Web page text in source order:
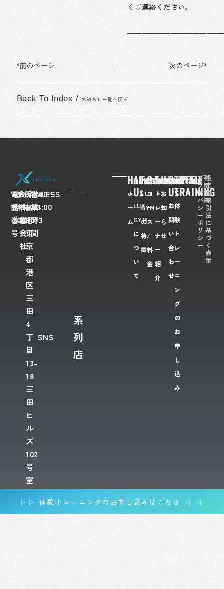
くご連絡ください。
前のページ 次のページ
Back To Index / お知らせ一覧へ戻る
電
話
番
号
03-
6435-
2028
会
社
名
FLAWLESS
株
式
会
社
所
在
地
〒
108-
0073
東
京
都
港
区
三
田
4
丁
目
13-
18
三
田
ヒ
ル
ズ
102
号
室
営
業
時
間
7:00〜
23:00
SNS
系
列
店
Home
ホ
ー
ム
About
Us
LUX
GYM
に
つ
い
て
Feaures
LUX
GYM
の
特
徴
Course/Price
コ
ー
ス
/
料
金
Trainer
ト
レ
ー
ナ
ー
紹
介
News
お
知
ら
せ
Contact
Us
お
問
い
合
わ
せ
TRIAL
TRAINING
体
験
ト
レ
ー
ニ
ン
グ
の
お
申
し
込
み
プ
ラ
イ
バ
シ
ー
ポ
リ
シ
ー
利
用
規
約
特
定
商
取
引
法
に
基
づ
く
表
示
▷▷ 体験トレーニングのお申し込みはこちら ◁ ◁